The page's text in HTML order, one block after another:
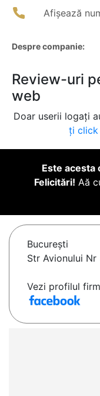
Afișează
Despre companie:
Review-uri
web
Doar userii logați
ți click
Este acesta
Felicitări! Aă
Bucureşti
Str Avionului Nr
Vezi profilul